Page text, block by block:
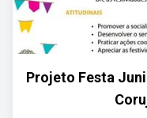
Projeto Festa